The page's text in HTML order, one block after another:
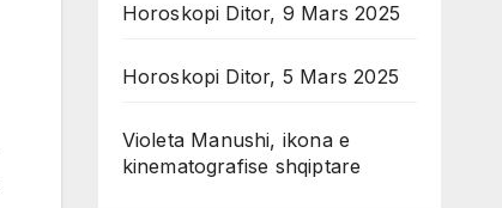
Horoskopi Ditor, 9 Mars 2025
Horoskopi Ditor, 5 Mars 2025
Violeta Manushi, ikona e
kinematografise shqiptare